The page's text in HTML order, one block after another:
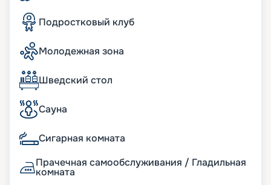
Подростковый клуб
Молодежная зона
Шведский стол
Сауна
Сигарная комната
Прачечная самообслуживания / Гладильная
комната